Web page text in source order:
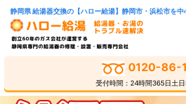
静岡県 給湯器交換の【ハロー給湯】静岡市・浜松市を中
0120-86-
受付時間：24時間365日土